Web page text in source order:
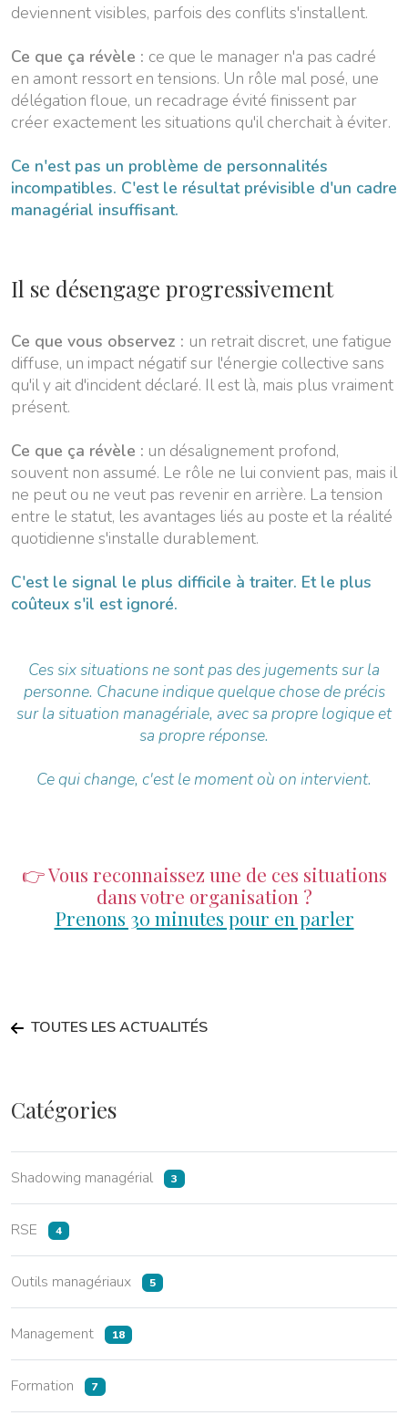
deviennent visibles, parfois des conflits s'installent.
Ce que ça révèle : ce que le manager n'a pas cadré
en amont ressort en tensions. Un rôle mal posé, une
délégation floue, un recadrage évité finissent par
créer exactement les situations qu'il cherchait à éviter.
Ce n'est pas un problème de personnalités
incompatibles. C'est le résultat prévisible d'un cadre
managérial insuffisant.
Il se désengage progressivement
Ce que vous observez : un retrait discret, une fatigue
diffuse, un impact négatif sur l'énergie collective sans
qu'il y ait d'incident déclaré. Il est là, mais plus vraiment
présent.
Ce que ça révèle : un désalignement profond,
souvent non assumé. Le rôle ne lui convient pas, mais il
ne peut ou ne veut pas revenir en arrière. La tension
entre le statut, les avantages liés au poste et la réalité
quotidienne s'installe durablement.
C'est le signal le plus difficile à traiter. Et le plus
coûteux s'il est ignoré.
Ces six situations ne sont pas des jugements sur la
personne. Chacune indique quelque chose de précis
sur la situation managériale, avec sa propre logique et
sa propre réponse.
Ce qui change, c'est le moment où on intervient.
👉 Vous reconnaissez une de ces situations
dans votre organisation ?
Prenons 30 minutes pour en parler
TOUTES LES ACTUALITÉS
Catégories
Shadowing managérial 3
RSE 4
Outils managériaux 5
Management 18
Formation 7